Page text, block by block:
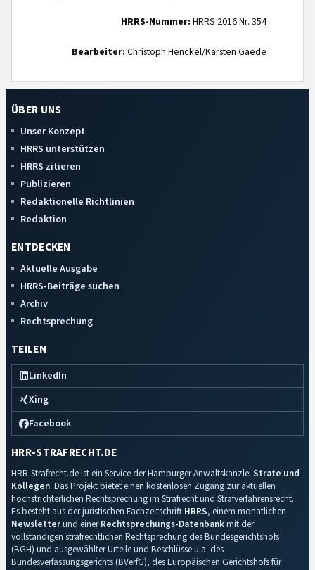
HRRS-Nummer: HRRS 2016 Nr. 354
Bearbeiter: Christoph Henckel/Karsten Gaede
ÜBER UNS
Unser Konzept
HRRS unterstützen
HRRS zitieren
Publizieren
Redaktionelle Richtlinien
Redaktion
ENTDECKEN
Aktuelle Ausgabe
HRRS-Beiträge suchen
Archiv
Rechtsprechung
TEILEN
LinkedIn
Xing
Facebook
HRR-STRAFRECHT.DE
HRR-Strafrecht.de ist ein Service der Hamburger Anwaltskanzlei Strate und
Kollegen. Das Projekt bietet einen kostenlosen Zugang zur aktuellen
höchstrichterlichen Rechtsprechung im Strafrecht und Strafverfahrensrecht.
Es besteht aus der juristischen Fachzeitschrift HRRS, einem monatlichen
Newsletterund einerRechtsprechungs-Datenbankmit der
vollständigen strafrechtlichen Rechtsprechung des Bundesgerichtshofs
(BGH) und ausgewählter Urteile und Beschlüsse u.a. des
Bundesverfassungsgerichts (BVerfG), des Europäischen Gerichtshofs für